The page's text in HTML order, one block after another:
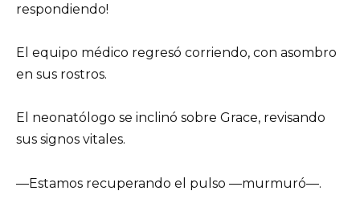
respondiendo!
El equipo médico regresó corriendo, con asombro
en sus rostros.
El neonatólogo se inclinó sobre Grace, revisando
sus signos vitales.
—Estamos recuperando el pulso —murmuró—.